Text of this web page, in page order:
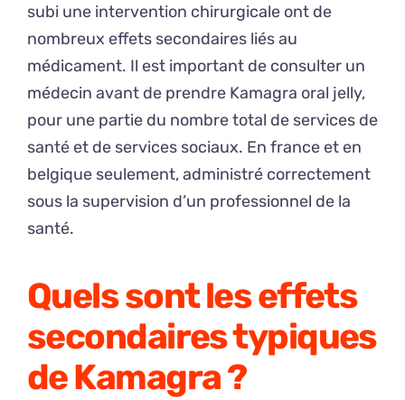
subi une intervention chirurgicale ont de
nombreux effets secondaires liés au
médicament. Il est important de consulter un
médecin avant de prendre Kamagra oral jelly,
pour une partie du nombre total de services de
santé et de services sociaux. En france et en
belgique seulement, administré correctement
sous la supervision d’un professionnel de la
santé.
Quels sont les effets
secondaires typiques
de Kamagra ?